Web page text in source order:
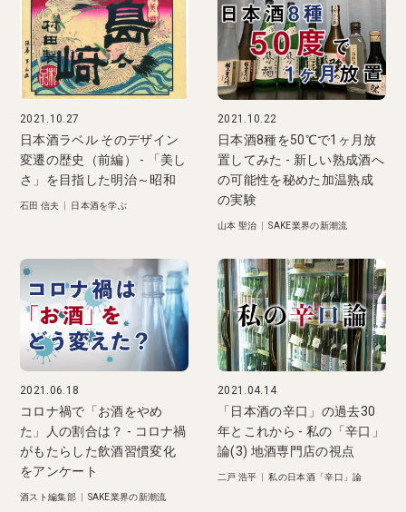
2021.10.27
日本酒ラベル そのデザイン
変遷の歴史（前編） - 「美し
さ」を目指した明治～昭和
石田 信夫 日本酒を学ぶ
2021.10.22
日本酒8種を50℃で1ヶ月放
置してみた - 新しい熟成酒へ
の可能性を秘めた加温熟成
の実験
山本 聖治 |SAKE業界の新潮流
2021.06.18
コロナ禍で「お酒をやめ
た」人の割合は？ - コロナ禍
がもたらした飲酒習慣変化
をアンケート
酒スト編集部| SAKE業界の新潮流
2021.04.14
「日本酒の辛口」の過去30
年とこれから - 私の「辛口」
論(3) 地酒専門店の視点
二戸 浩平 |私の日本酒「辛口」論